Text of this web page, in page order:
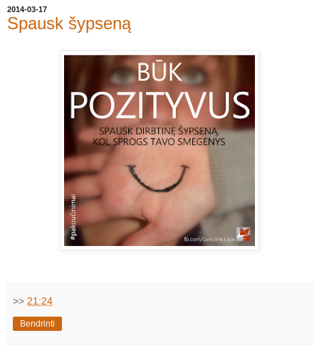
2014-03-17
Spausk šypseną
>> 21:24
Bendrinti